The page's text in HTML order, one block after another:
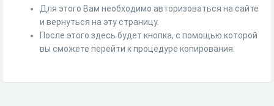
Для этого Вам необходимо авторизоваться на сайте
и вернуться на эту страницу.
После этого здесь будет кнопка, с помощью которой
вы сможете перейти к процедуре копирования.